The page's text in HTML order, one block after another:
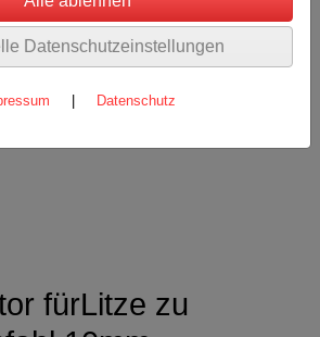
fürLitze zu
Datenschutzeinstellungen
Datenschutz